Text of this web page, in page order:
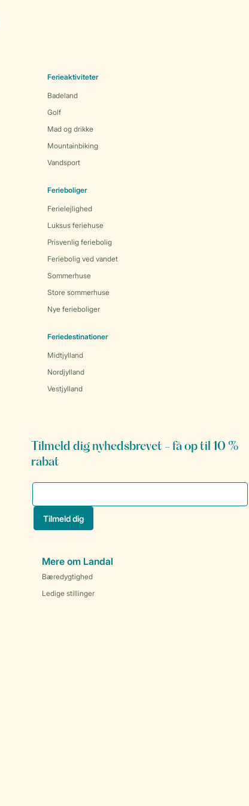
Ferieaktiviteter
Badeland
Golf
Mad og drikke
Mountainbiking
Vandsport
Ferieboliger
Ferielejlighed
Luksus feriehuse
Prisvenlig feriebolig
Feriebolig ved vandet
Sommerhuse
Store sommerhuse
Nye ferieboliger
Feriedestinationer
Midtjylland
Nordjylland
Vestjylland
Tilmeld dig nyhedsbrevet - få op til 10 %
rabat
Mere om Landal
Bæredygtighed
Ledige stillinger